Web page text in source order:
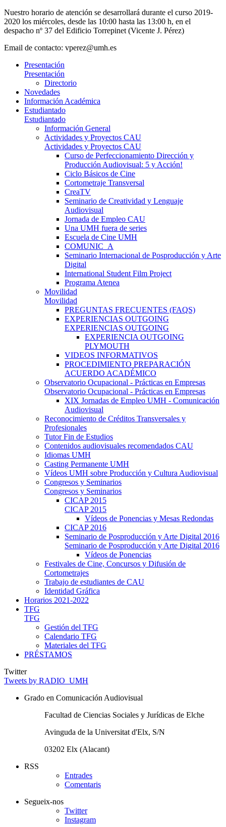
Nuestro horario de atención se desarrollará durante el curso 2019-
2020 los miércoles, desde las 10:00 hasta las 13:00 h, en el
despacho nº 37 del Edificio Torrepinet (Vicente J. Pérez)
Email de contacto: vperez@umh.es
Presentación
Presentación
Directorio
Novedades
Información Académica
Estudiantado
Estudiantado
Información General
Actividades y Proyectos CAU
Actividades y Proyectos CAU
Curso de Perfeccionamiento Dirección y
Producción Audiovisual: 5 y Acción!
Ciclo Básicos de Cine
Cortometraje Transversal
CreaTV
Seminario de Creatividad y Lenguaje
Audiovisual
Jornada de Empleo CAU
Una UMH fuera de series
Escuela de Cine UMH
COMUNIC_A
Seminario Internacional de Posproducción y Arte
Digital
International Student Film Project
Programa Atenea
Movilidad
Movilidad
PREGUNTAS FRECUENTES (FAQS)
EXPERIENCIAS OUTGOING
EXPERIENCIAS OUTGOING
EXPERIENCIA OUTGOING
PLYMOUTH
VIDEOS INFORMATIVOS
PROCEDIMIENTO PREPARACIÓN
ACUERDO ACADÉMICO
Observatorio Ocupacional - Prácticas en Empresas
Observatorio Ocupacional - Prácticas en Empresas
XIX Jornadas de Empleo UMH - Comunicación
Audiovisual
Reconocimiento de Créditos Transversales y
Profesionales
Tutor Fin de Estudios
Contenidos audiovisuales recomendados CAU
Idiomas UMH
Casting Permanente UMH
Vídeos UMH sobre Producción y Cultura Audiovisual
Congresos y Seminarios
Congresos y Seminarios
CICAP 2015
CICAP 2015
Vídeos de Ponencias y Mesas Redondas
CICAP 2016
Seminario de Posproducción y Arte Digital 2016
Seminario de Posproducción y Arte Digital 2016
Vídeos de Ponencias
Festivales de Cine, Concursos y Difusión de
Cortometrajes
Trabajo de estudiantes de CAU
Identidad Gráfica
Horarios 2021-2022
TFG
TFG
Gestión del TFG
Calendario TFG
Materiales del TFG
PRÉSTAMOS
Twitter
Tweets by RADIO_UMH
Grado en Comunicación Audiovisual
Facultad de Ciencias Sociales y Jurídicas de Elche
Avinguda de la Universitat d'Elx, S/N
03202 Elx (Alacant)
RSS
Entrades
Comentaris
Segueix-nos
Twitter
Instagram